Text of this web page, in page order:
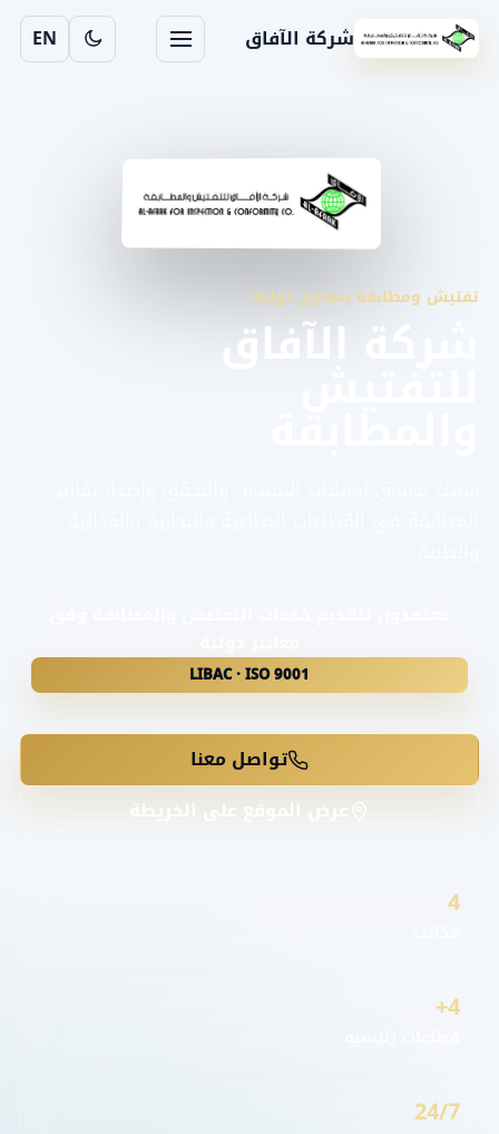
شركة الآفاق EN
تفتيش ومطابقة بمعايير دولية
شركة الآفاق
LIBAC · ISO 9001
تواصل معنا
عرض الموقع على الخريطة
4
4+
24/7